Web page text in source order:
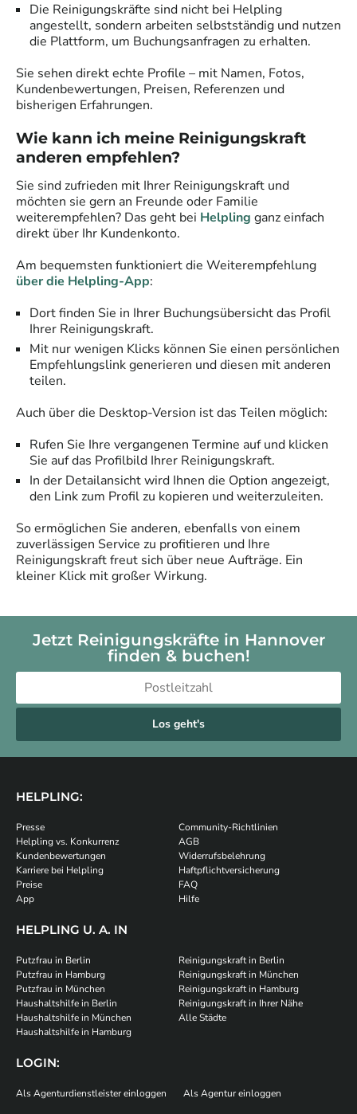
Die Reinigungskräfte sind nicht bei Helpling
angestellt, sondern arbeiten selbstständig und nutzen
die Plattform, um Buchungsanfragen zu erhalten.
Sie sehen direkt echte Profile – mit Namen, Fotos,
Kundenbewertungen, Preisen, Referenzen und
bisherigen Erfahrungen.
Wie kann ich meine Reinigungskraft
anderen empfehlen?
Sie sind zufrieden mit Ihrer Reinigungskraft und
möchten sie gern an Freunde oder Familie
weiterempfehlen? Das geht bei Helpling ganz einfach
direkt über Ihr Kundenkonto.
Am bequemsten funktioniert die Weiterempfehlung
über die Helpling-App:
Dort finden Sie in Ihrer Buchungsübersicht das Profil
Ihrer Reinigungskraft.
Mit nur wenigen Klicks können Sie einen persönlichen
Empfehlungslink generieren und diesen mit anderen
teilen.
Auch über die Desktop-Version ist das Teilen möglich:
Rufen Sie Ihre vergangenen Termine auf und klicken
Sie auf das Profilbild Ihrer Reinigungskraft.
In der Detailansicht wird Ihnen die Option angezeigt,
den Link zum Profil zu kopieren und weiterzuleiten.
So ermöglichen Sie anderen, ebenfalls von einem
zuverlässigen Service zu profitieren und Ihre
Reinigungskraft freut sich über neue Aufträge. Ein
kleiner Klick mit großer Wirkung.
Jetzt Reinigungskräfte in Hannover
finden & buchen!
Los geht's
HELPLING:
Presse
Helpling vs. Konkurrenz
Kundenbewertungen
Karriere bei Helpling
Preise
App
Community-Richtlinien
AGB
Widerrufsbelehrung
Haftpflichtversicherung
FAQ
Hilfe
HELPLING U. A. IN
Putzfrau in Berlin
Putzfrau in Hamburg
Putzfrau in München
Haushaltshilfe in Berlin
Haushaltshilfe in München
Haushaltshilfe in Hamburg
Reinigungskraft in Berlin
Reinigungskraft in München
Reinigungskraft in Hamburg
Reinigungskraft in Ihrer Nähe
Alle Städte
LOGIN:
Als Agenturdienstleister einloggen Als Agentur einloggen